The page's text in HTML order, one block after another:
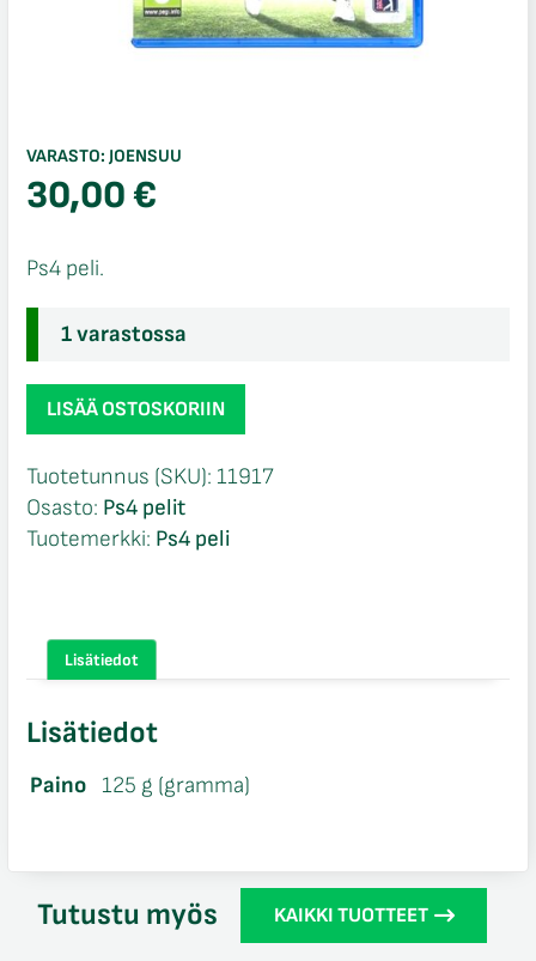
VARASTO: JOENSUU
30,00€
Ps4 peli.
1 varastossa
Rory
McIlroy
Tour
Ps4
määrä
LISÄÄ OSTOSKORIIN
Tuotetunnus (SKU): 11917
Osasto: Ps4 pelit
Tuotemerkki: Ps4 peli
Lisätiedot
Lisätiedot
Paino 125 g (gramma)
Tutustu myös KAIKKI TUOTTEET